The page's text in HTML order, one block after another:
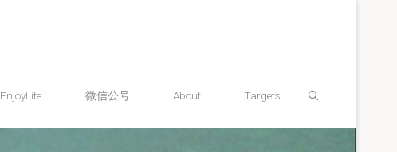
EnjoyLife 微信公号 About Targets